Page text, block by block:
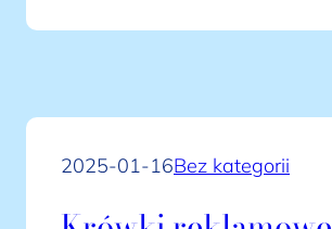
2025-01-16Bez kategorii